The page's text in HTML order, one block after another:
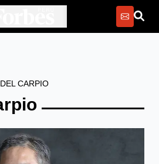
CARPIO